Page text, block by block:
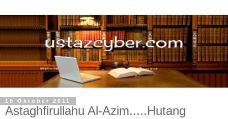
18 Oktober 2011
Astaghfirullahu Al-Azim.....Hutang